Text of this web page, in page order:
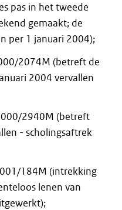
pas in het tweede
gemaakt; de
per 1 januari 2004);
2074M (betreft de
2004 vervallen
2940M (betreft
- scholingsaftrek
184M (intrekking
lenen van